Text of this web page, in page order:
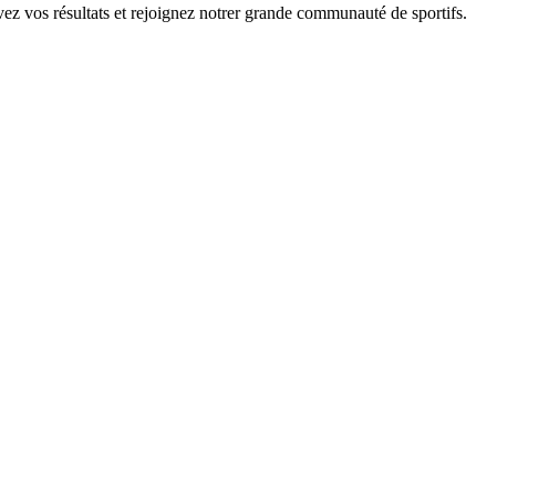
vos résultats et rejoignez notrer grande communauté de sportifs.